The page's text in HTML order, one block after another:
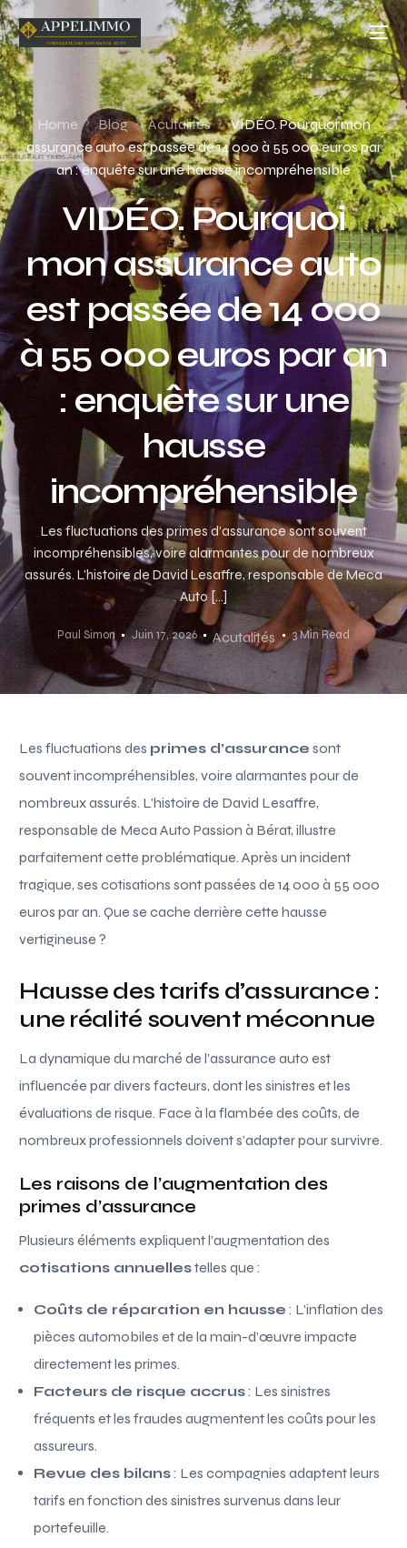
Home Blog Acutalités
VIDÉO. Pourquoi mon
assurance auto est passée de 14 000 à 55 000 euros par
an : enquête sur une hausse incompréhensible
VIDÉO. Pourquoi
mon assurance auto
est passée de 14 000
à 55 000 euros par an
: enquête sur une
hausse
incompréhensible
Les fluctuations des primes d’assurance sont souvent
incompréhensibles, voire alarmantes pour de nombreux
assurés. L’histoire de David Lesaffre, responsable de Meca
Auto […]
Paul Simon Juin 17, 2026 Acutalités 3 Min Read
Les fluctuations des primes d’assurance sont
souvent incompréhensibles, voire alarmantes pour de
nombreux assurés. L’histoire de David Lesaffre,
responsable de Meca Auto Passion à Bérat, illustre
parfaitement cette problématique. Après un incident
tragique, ses cotisations sont passées de 14 000 à 55 000
euros par an. Que se cache derrière cette hausse
vertigineuse ?
Hausse des tarifs d’assurance :
une réalité souvent méconnue
La dynamique du marché de l’assurance auto est
influencée par divers facteurs, dont les sinistres et les
évaluations de risque. Face à la flambée des coûts, de
nombreux professionnels doivent s’adapter pour survivre.
Les raisons de l’augmentation des
primes d’assurance
Plusieurs éléments expliquent l’augmentation des
cotisations annuellestelles que :
Coûts de réparation en hausse : L’inflation des
pièces automobiles et de la main-d’œuvre impacte
directement les primes.
Facteurs de risque accrus: Les sinistres
fréquents et les fraudes augmentent les coûts pour les
assureurs.
Revue des bilans: Les compagnies adaptent leurs
tarifs en fonction des sinistres survenus dans leur
portefeuille.